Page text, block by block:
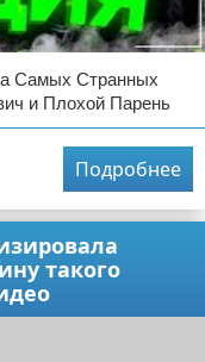
Самых Странных
и Плохой Парень
Подробнее
такого